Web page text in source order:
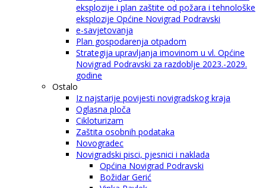
eksplozije i plan zaštite od požara i tehnološke
eksplozije Općine Novigrad Podravski
e-savjetovanja
Plan gospodarenja otpadom
Strategija upravljanja imovinom u vl. Općine
Novigrad Podravski za razdoblje 2023.-2029.
godine
Ostalo
Iz najstarije povijesti novigradskog kraja
Oglasna ploča
Cikloturizam
Zaštita osobnih podataka
Novogradec
Novigradski pisci, pjesnici i naklada
Općina Novigrad Podravski
Božidar Gerić